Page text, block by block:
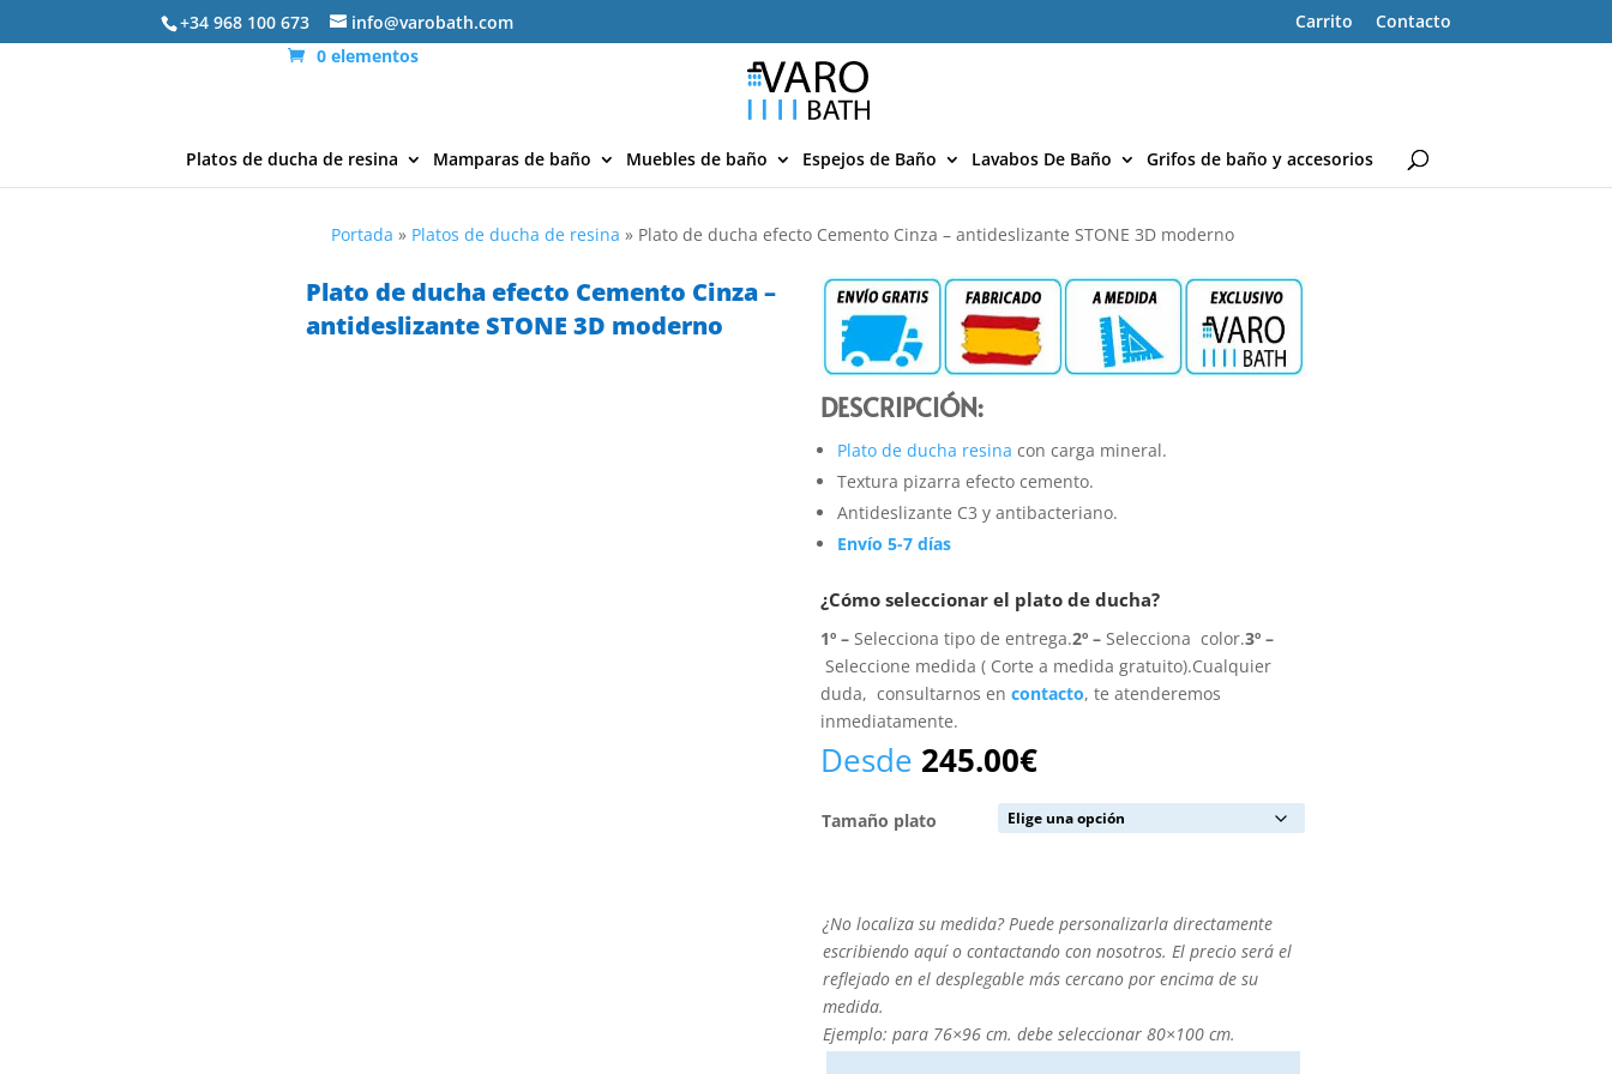
+34 968 100 673 info@varobath.com Carrito
Contacto
0 elementos
Platos de ducha de resina Mamparas de baño Muebles de baño Espejos de Baño Lavabos De Baño Grifos de baño y accesorios
Portada » Platos de ducha de resina » Plato de ducha efecto Cemento Cinza – antideslizante STONE 3D moderno
Plato de ducha efecto Cemento Cinza –
antideslizante STONE 3D moderno
DESCRIPCIÓN:
Plato de ducha resina con carga mineral.
Textura pizarra efecto cemento.
Antideslizante C3 y antibacteriano.
Envío 5-7 días
¿Cómo seleccionar el plato de ducha?
1º – Selecciona tipo de entrega.2º – Selecciona color.3º –
Seleccione medida ( Corte a medida gratuito).Cualquier
duda, consultarnos encontacto, te atenderemos
inmediatamente.
Desde 245.00€
Tamaño plato
¿No
localiza
su
medida?
Puede
¿No localiza su medida? Puede personalizarla directamente
escribiendo aquí o contactando con nosotros. El precio será el
reflejado en el desplegable más cercano por encima de su
medida.
Ejemplo: para 76×96 cm. debe seleccionar 80×100 cm.